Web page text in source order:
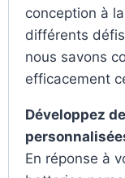
conception à
différents
nous savons
efficacement
Développez
En réponse à